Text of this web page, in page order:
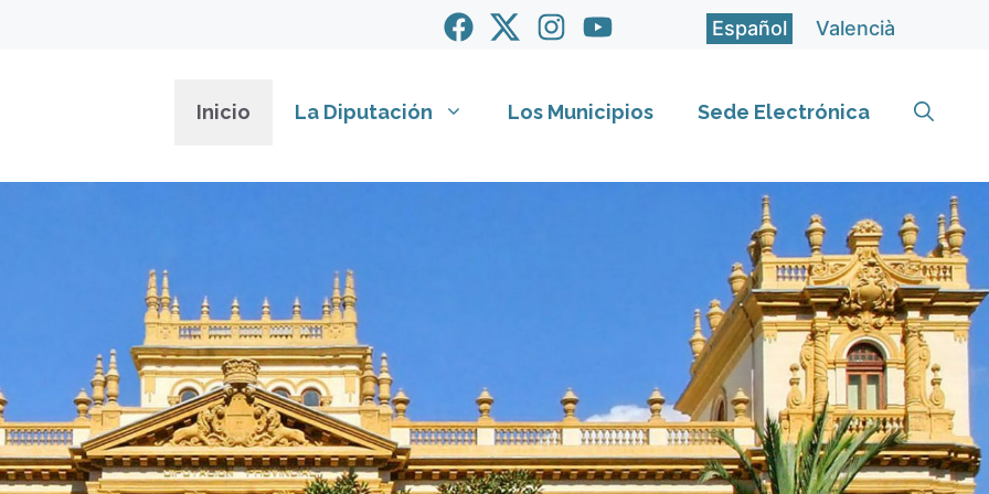
Español Valencià
Inicio La Diputación Los Municipios Sede Electrónica